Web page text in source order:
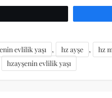
evlilik yaşı , hz ayşe , hz
hzayşenin evlilik yaşı